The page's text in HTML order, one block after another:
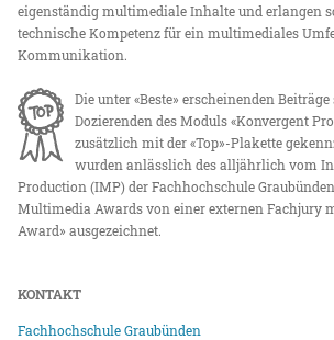
eigenständig multimediale Inhalte und erlangen
technische Kompetenz für ein multimediales
Kommunikation.
Die unter «Beste» erscheinenden
Dozierenden des Moduls «Konvergent
zusätzlich mit der «Top»-Plakette
wurden anlässlich des alljährlich vom
Production (IMP) der Fachhochschule
Multimedia Awards von einer externen Fachjury
Award» ausgezeichnet.
KONTAKT
Fachhochschule Graubünden